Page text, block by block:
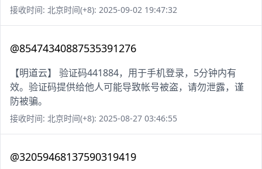
接收时间: 北京时间(+8): 2025-09-02 19:47:32
@85474340887535391276
【明道云】 验证码441884，用于手机登录，5分钟内有
效。验证码提供给他人可能导致帐号被盗，请勿泄露，谨
防被骗。
接收时间: 北京时间(+8): 2025-08-27 03:46:55
@32059468137590319419